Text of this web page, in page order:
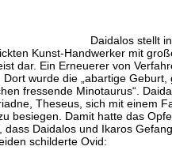
Daidalos stellt
Kunst-Handwerker mit
dar. Ein Erneuerer von
wurde die „abartige Geburt,
fressende Minotaurus“.
Theseus, sich mit einem
besiegen. Damit hatte das
Daidalos und Ikaros
schilderte Ovid: